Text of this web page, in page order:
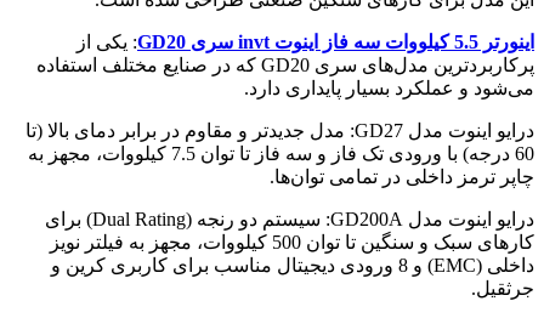
اينورتر 5.5 کیلووات سه فاز اینوت invt سری GD20
: یکی از
پرکاربردترین مدل‌های سری GD20 که در صنایع مختلف استفاده
می‌شود و عملکرد بسیار پایداری دارد.
درایو اینوت مدل GD27: مدل جدیدتر و مقاوم در برابر دمای بالا (تا
60 درجه) با ورودی تک فاز و سه فاز تا توان 7.5 کیلووات، مجهز به
چاپر ترمز داخلی در تمامی توان‌ها.
درایو اینوت مدل GD200A: سیستم دو رنجه (Dual Rating) برای
کارهای سبک و سنگین تا توان 500 کیلووات، مجهز به فیلتر نویز
داخلی (EMC) و 8 ورودی دیجیتال مناسب برای کاربری کرین و
جرثقیل.